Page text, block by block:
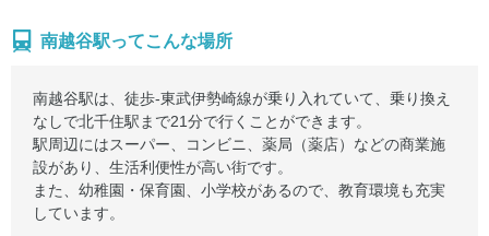
南越谷駅ってこんな場所
南越谷駅は、徒歩-東武伊勢崎線が乗り入れていて、乗り換え
なしで北千住駅まで21分で行くことができます。
駅周辺にはスーパー、コンビニ、薬局（薬店）などの商業施
設があり、生活利便性が高い街です。
また、幼稚園・保育園、小学校があるので、教育環境も充実
しています。